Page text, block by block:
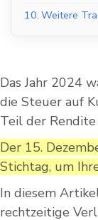
10. Weitere
Das Jahr 2024
die Steuer auf
Teil der Rendite
Der 15.
Stichtag, um
In diesem
rechtzeitige